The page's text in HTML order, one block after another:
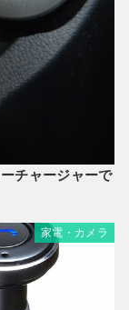
チャージャーで
家電・カメラ